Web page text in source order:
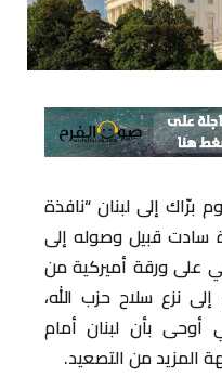
برّاك إلى لبنان “نافذة
سادت قبيل وصوله إلى
على ورقة أميركية من
نزع سلاح حزب الله،
أوحى بأن لبنان أمام
المزيد من التصعيد.